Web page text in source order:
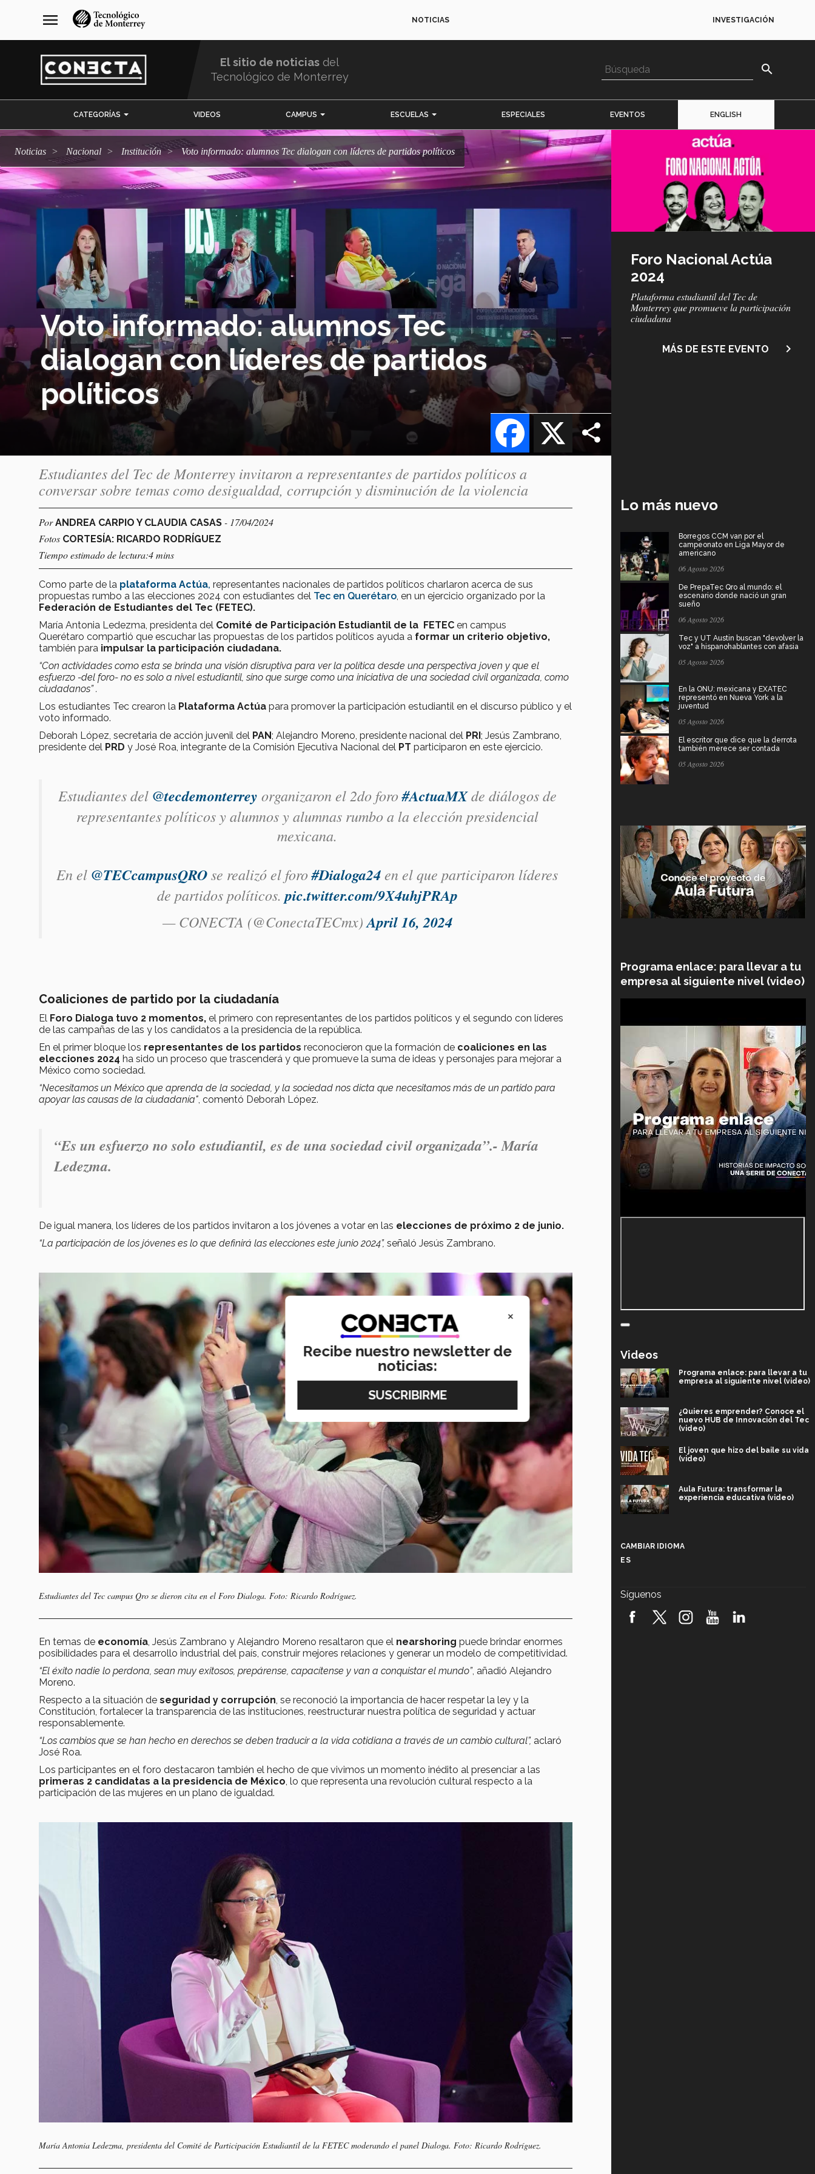
navegación
principal
menu NOTICIAS INVESTIGACIÓN
El sitio de noticias del
Tecnológico de Monterrey
search
CATEGORÍAS VIDEOS CAMPUS ESCUELAS ESPECIALES EVENTOS ENGLISH
Noticias Nacional Institución Voto informado: alumnos Tec dialogan con líderes de partidos políticos
Voto informado: alumnos Tec
dialogan con líderes de partidos
políticos
X
Facebook
Imagen
o
logo
Foro Nacional Actúa
2024
Subtítulo
Plataforma estudiantil del Tec de
Monterrey que promueve la participación
ciudadana
MÁS DE ESTE EVENTO navigate_next
Estudiantes del Tec de Monterrey invitaron a representantes de partidos políticos a
conversar sobre temas como desigualdad, corrupción y disminución de la violencia
PorANDREA CARPIO Y CLAUDIA CASAS - 17/04/2024
Fotos CORTESÍA: RICARDO RODRÍGUEZ
Tiempo estimado de lectura:4 mins
Como parte de la plataforma Actúa, representantes nacionales de partidos políticos charlaron acerca de sus
propuestas rumbo a las elecciones 2024 con estudiantes del Tec en Querétaro, en un ejercicio organizado por la
Federación de Estudiantes del Tec (FETEC).
María Antonia Ledezma, presidenta del Comité de Participación Estudiantil de la FETEC en campus
Querétaro compartió que escuchar las propuestas de los partidos políticos ayuda a formar un criterio objetivo,
también para impulsar la participación ciudadana.
“Con actividades como esta se brinda una visión disruptiva para ver la política desde una perspectiva joven y que el
esfuerzo -del foro- no es solo a nivel estudiantil, sino que surge como una iniciativa de una sociedad civil organizada, como
ciudadanos” .
Los estudiantes Tec crearon la Plataforma Actúa para promover la participación estudiantil en el discurso público y el
voto informado.
Deborah López, secretaria de acción juvenil del PAN; Alejandro Moreno, presidente nacional del PRI ; Jesús Zambrano,
presidente del PRD y José Roa, integrante de la Comisión Ejecutiva Nacional del PT participaron en este ejercicio.
Estudiantes del @tecdemonterrey organizaron el 2do foro#ActuaMXde diálogos de
representantes políticos y alumnos y alumnas rumbo a la elección presidencial
mexicana.
En el @TECcampusQROse realizó el foro#Dialoga24en el que participaron líderes
de partidos políticos.pic.twitter.com/9X4uhjPRAp
— CONECTA (@ConectaTECmx)April 16, 2024
Coaliciones de partido por la ciudadanía
El Foro Dialoga tuvo 2 momentos, el primero con representantes de los partidos políticos y el segundo con líderes
de las campañas de las y los candidatos a la presidencia de la república.
En el primer bloque los representantes de los partidos reconocieron que la formación de coaliciones en las
elecciones 2024 ha sido un proceso que trascenderá y que promueve la suma de ideas y personajes para mejorar a
México como sociedad.
“Necesitamos un México que aprenda de la sociedad, y la sociedad nos dicta que necesitamos más de un partido para
apoyar las causas de la ciudadanía", comentó Deborah López.
“Es un esfuerzo no solo estudiantil, es de una sociedad civil organizada”.- María
Ledezma.
De igual manera, los líderes de los partidos invitaron a los jóvenes a votar en las elecciones de próximo 2 de junio.
“La participación de los jóvenes es lo que definirá las elecciones este junio 2024”, señaló Jesús Zambrano.
Estudiantes del Tec campus Qro se dieron cita en el Foro Dialoga. Foto: Ricardo Rodríguez.
En temas de economía, Jesús Zambrano y Alejandro Moreno resaltaron que el nearshoring puede brindar enormes
posibilidades para el desarrollo industrial del país, construir mejores relaciones y generar un modelo de competitividad.
“El éxito nadie lo perdona, sean muy exitosos, prepárense, capacítense y van a conquistar el mundo”, añadió Alejandro
Moreno.
Respecto a la situación de seguridad y corrupción, se reconoció la importancia de hacer respetar la ley y la
Constitución, fortalecer la transparencia de las instituciones, reestructurar nuestra política de seguridad y actuar
responsablemente.
“Los cambios que se han hecho en derechos se deben traducir a la vida cotidiana a través de un cambio cultural”, aclaró
José Roa.
Los participantes en el foro destacaron también el hecho de que vivimos un momento inédito al presenciar a las
primeras 2 candidatas a la presidencia de México, lo que representa una revolución cultural respecto a la
participación de las mujeres en un plano de igualdad.
María Antonia Ledezma, presidenta del Comité de Participación Estudiantil de la FETEC moderando el panel Dialoga. Foto: Ricardo Rodríguez.
Lo más nuevo
Borregos CCM van por el
campeonato en Liga Mayor de
americano
06 Agosto 2026
De PrepaTec Qro al mundo: el
escenario donde nació un gran
sueño
06 Agosto 2026
Tec y UT Austin buscan "devolver la
voz" a hispanohablantes con afasia
05 Agosto 2026
En la ONU: mexicana y EXATEC
representó en Nueva York a la
juventud
05 Agosto 2026
El escritor que dice que la derrota
también merece ser contada
05 Agosto 2026
Programa enlace: para llevar a tu
empresa al siguiente nivel (video)
Videos
Programa enlace: para llevar a tu
empresa al siguiente nivel (video)
¿Quieres emprender? Conoce el
nuevo HUB de Innovación del Tec
(video)
El joven que hizo del baile su vida
(video)
Aula Futura: transformar la
experiencia educativa (video)
robótica FIRST 2026! (video)
CAMBIAR IDIOMA
ES
Síguenos
×
Recibe nuestro newsletter de
noticias: